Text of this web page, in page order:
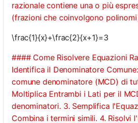
razionale contiene una o più
(frazioni che coinvolgono
\frac{1}{x}+\frac{2}{x+1}=3
#### Come Risolvere Equazioni
Identifica il Denominatore
comune denominatore (MCD) di
Moltiplica Entrambi i Lati per il
denominatori. 3. Semplifica
Combina i termini simili. 4. Risolvi